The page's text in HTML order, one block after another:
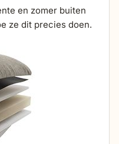
en zomer buiten
ze dit precies doen.